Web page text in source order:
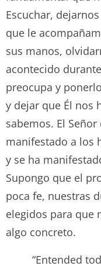
Escuchar,
que le
sus manos,
acontecido
preocupa y
y dejar que Él nos
sabemos. El
manifestado a los
y se ha
Supongo que el
poca fe, nuestras
elegidos para que
algo concreto.
“Entended